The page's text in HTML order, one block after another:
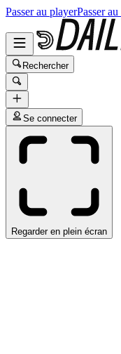
Passer au playerPasser
Rechercher
Se connecter
Regarder en plein écran